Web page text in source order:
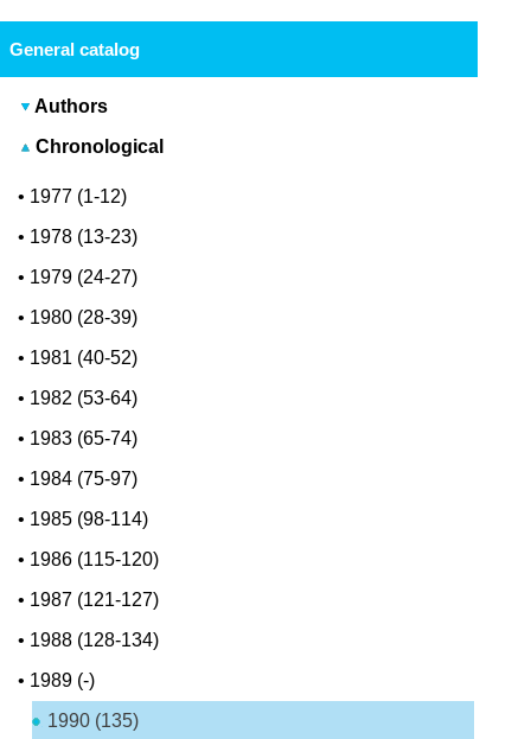
General catalog
Authors
Chronological
• 1977 (1-12)
• 1978 (13-23)
• 1979 (24-27)
• 1980 (28-39)
• 1981 (40-52)
• 1982 (53-64)
• 1983 (65-74)
• 1984 (75-97)
• 1985 (98-114)
• 1986 (115-120)
• 1987 (121-127)
• 1988 (128-134)
• 1989 (-)
1990 (135)